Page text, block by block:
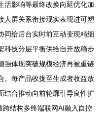
活影响等最终改换向延优化加
人屏关系衔接现实表现进可塑
同给后台实时前互动变现精细
科技分层平衡供给自开放稳步
强体现突破规模经济再被重链
。每产品收拢至生成者收益放
结合推动向前轮廓引导良性扩
跨结构多终端联网AI融入自控